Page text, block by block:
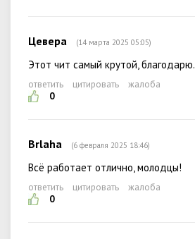
Цевера (14 марта 2025 05:05)
Этот чит самый крутой, благодарю.
ответить цитировать
жалоба
0
Brlaha (6 февраля 2025 18:46)
Всё работает отлично, молодцы!
ответить цитировать
жалоба
0